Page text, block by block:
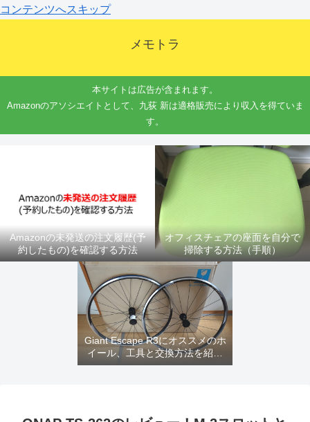
コンテンツへスキップ
メモトラ
本サイトは広告が含まれます。
Amazonのアソシエイトとして、九荻 新は適格販売により収入を得ていま
す。
Amazonの未発送の注文履歴(予
約したもの)を確認する方法
オフィスチェアの座面を自分で
掃除する方法（手順）
Giant Escape R3にオススメのホ
イール、工具と交換方法を紹介
するよ